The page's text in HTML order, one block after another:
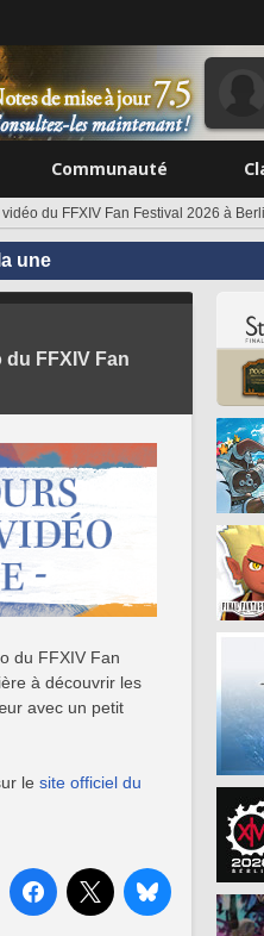
Communauté
du FFXIV Fan Festival 2026 à
une
FFXIV Fan
du FFXIV Fan
à découvrir les
avec un petit
le site officiel du